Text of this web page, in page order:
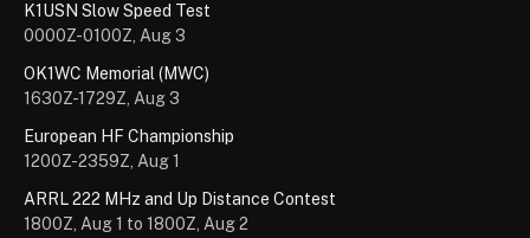
K1USN Slow Speed Test
0000Z-0100Z, Aug 3
OK1WC Memorial (MWC)
1630Z-1729Z, Aug 3
European HF Championship
1200Z-2359Z, Aug 1
ARRL 222 MHz and Up Distance Contest
1800Z, Aug 1 to 1800Z, Aug 2